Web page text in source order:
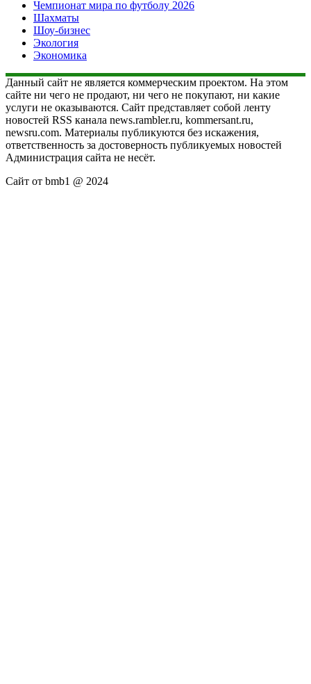
Чемпионат мира по футболу 2026
Шахматы
Шоу-бизнес
Экология
Экономика
Данный сайт не является коммерческим проектом. На этом
сайте ни чего не продают, ни чего не покупают, ни какие
услуги не оказываются. Сайт представляет собой ленту
новостей RSS канала news.rambler.ru, kommersant.ru,
newsru.com. Материалы публикуются без искажения,
ответственность за достоверность публикуемых новостей
Администрация сайта не несёт.
Сайт от bmb1 @ 2024